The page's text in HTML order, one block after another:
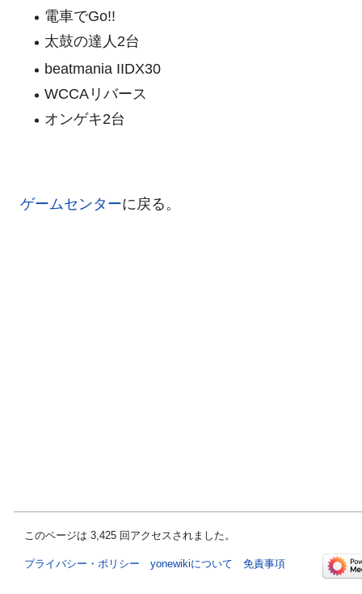
電車でGo!!
太鼓の達人2台
beatmania IIDX30
WCCAリバース
オンゲキ2台
ゲームセンターに戻る。
このページは 3,425 回アクセスされました。
プライバシー・ポリシー yonewikiについて 免責事項